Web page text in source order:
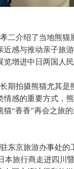
二介绍了当地熊
感与推动亲子旅
增进中日两国人
期拍摄熊猫尤其是
感的重要方式，
“香香”再会之旅
东京旅游办事处
本旅行商走进四川